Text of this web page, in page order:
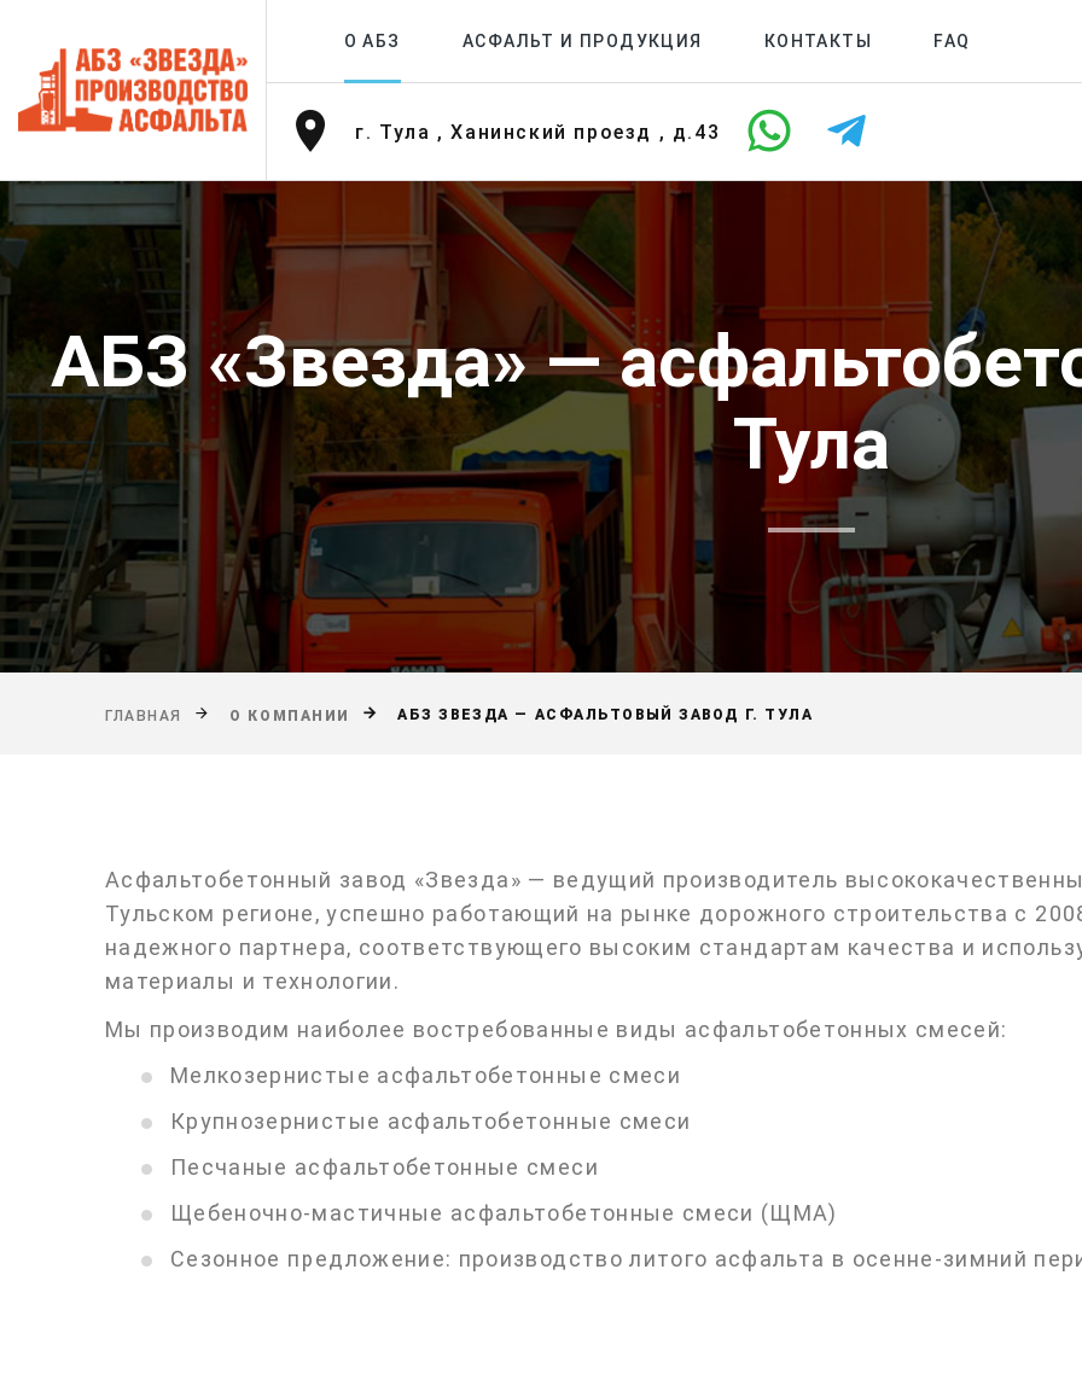
О АБЗ АСФАЛЬТ И ПРОДУКЦИЯ КОНТАКТЫ FAQ
г. Тула , Ханинский проезд , д.43
АБЗ «Звезда» —
Тула
ГЛАВНАЯ О КОМПАНИИ АБЗ ЗВЕЗДА — АСФАЛЬТОВЫЙ ЗАВОД Г. ТУЛА
Асфальтобетонный завод «Звезда» — ведущий производитель
Тульском регионе, успешно работающий на рынке дорожного строительства с
надежного партнера, соответствующего высоким стандартам качества и
материалы и технологии.
Мы производим наиболее востребованные виды асфальтобетонных смесей:
Мелкозернистые асфальтобетонные смеси
Крупнозернистые асфальтобетонные смеси
Песчаные асфальтобетонные смеси
Щебеночно-мастичные асфальтобетонные смеси (ЩМА)
Сезонное предложение: производство литого асфальта в осенне-зимний